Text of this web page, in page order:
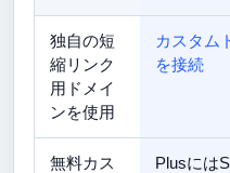
独自の短
縮リンク
用ドメイ
ンを使用
カスタム
を接続
無料カス
Plusには